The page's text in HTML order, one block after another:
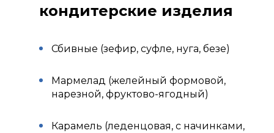
кондитерские изделия
Сбивные (зефир, суфле, нуга, безе)
Мармелад (желейный формовой,
нарезной, фруктово-ягодный)
Карамель (леденцовая, с начинками,